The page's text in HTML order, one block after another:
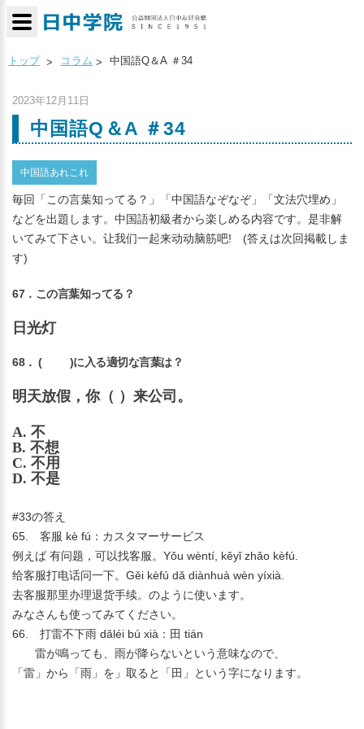
トップ コラム 中国語Q＆A ＃34
2023年12月11日
中国語Q＆A ＃34
中国語あれこれ
毎回「この言葉知ってる？」「中国語なぞなぞ」「文法穴埋め」
などを出題します。中国語初級者から楽しめる内容です。是非解
いてみて下さい。让我们一起来动动脑筋吧! (答えは次回掲載しま
す)
67．この言葉知ってる？
日光灯
68． ( )に入る適切な言葉は？
明天放假，你（ ）来公司。
A. 不
B. 不想
C. 不用
D. 不是
#33の答え
65. 客服 kè fú：カスタマーサービス
例えば 有问题，可以找客服。Yǒu wèntí, kěyǐ zhǎo kèfú.
给客服打电话问一下。Gěi kèfú dǎ diànhuà wèn yíxià.
去客服那里办理退货手续。のように使います。
みなさんも使ってみてください。
66. 打雷不下雨 dǎléi bú xià：田 tián
雷が鳴っても、雨が降らないという意味なので、
「雷」から「雨」を」取ると「田」という字になります。